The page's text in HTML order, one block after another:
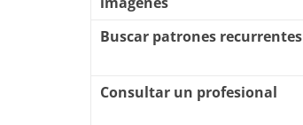
Buscar patrones recurrentes
Consultar un profesional